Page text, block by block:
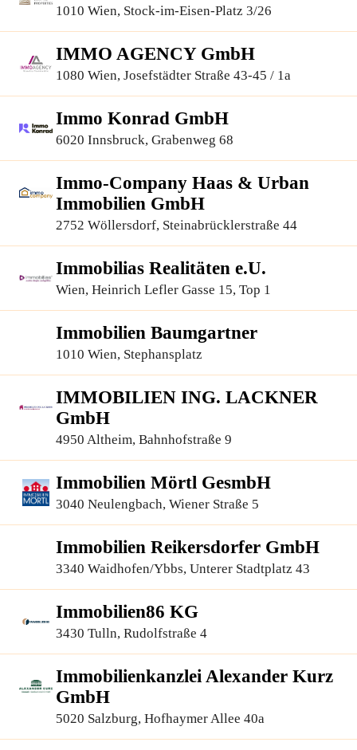
1010 Wien, Stock-im-Eisen-Platz 3/26
IMMO AGENCY GmbH
1080 Wien, Josefstädter Straße 43-45 / 1a
Immo Konrad GmbH
6020 Innsbruck, Grabenweg 68
Immo-Company Haas & Urban
Immobilien GmbH
2752 Wöllersdorf, Steinabrücklerstraße 44
Immobilias Realitäten e.U.
Wien, Heinrich Lefler Gasse 15, Top 1
Immobilien Baumgartner
1010 Wien, Stephansplatz
IMMOBILIEN ING. LACKNER
GmbH
4950 Altheim, Bahnhofstraße 9
Immobilien Mörtl GesmbH
3040 Neulengbach, Wiener Straße 5
Immobilien Reikersdorfer GmbH
3340 Waidhofen/Ybbs, Unterer Stadtplatz 43
Immobilien86 KG
3430 Tulln, Rudolfstraße 4
Immobilienkanzlei Alexander Kurz
GmbH
5020 Salzburg, Hofhaymer Allee 40a